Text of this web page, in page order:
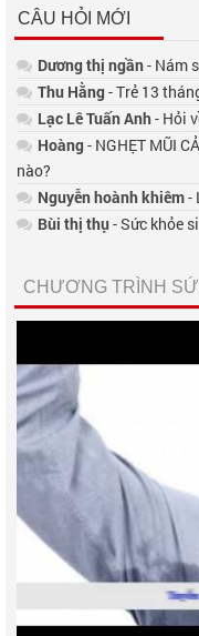
CÂU HỎI MỚI
Dương thị ngần- Nám
Thu Hằng- Trẻ 13
Lạc Lê Tuấn Anh- Hỏi
Hoàng- NGHẸT MŨI
nào?
Nguyễn hoành khiêm-
Bùi thị thụ- Sức khỏe
CHƯƠNG TRÌNH